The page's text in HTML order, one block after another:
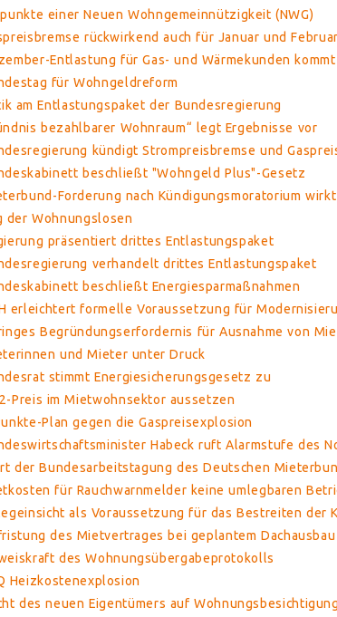
einer Neuen Wohngemeinnützigkeit (NWG)
rückwirkend auch für Januar und
Entlastung für Gas- und Wärmekunden kommt
für Wohngeldreform
am Entlastungspaket der Bundesregierung
bezahlbarer Wohnraum“ legt Ergebnisse vor
kündigt Strompreisbremse und
beschließt "Wohngeld Plus"-Gesetz
Forderung nach Kündigungsmoratorium wirkt
der Wohnungslosen
präsentiert drittes Entlastungspaket
verhandelt drittes Entlastungspaket
beschließt Energiesparmaßnahmen
erleichtert formelle Voraussetzung für
Begründungserfordernis für Ausnahme von
und Mieter unter Druck
stimmt Energiesicherungsgesetz zu
Preis im Mietwohnsektor aussetzen
Plan gegen die Gaspreisexplosion
Habeck ruft Alarmstufe des
der Bundesarbeitstagung des Deutschen
für Rauchwarnmelder keine umlegbaren
als Voraussetzung für das Bestreiten der
des Mietvertrages bei geplantem Dachausbau
des Wohnungsübergabeprotokolls
Heizkostenexplosion
des neuen Eigentümers auf Wohnungsbesichtigung